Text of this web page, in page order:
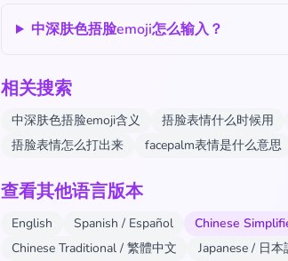
中深肤色捂脸emoji怎么输入？
相关搜索
中深肤色捂脸emoji含义 捂脸表情什么时候用
捂脸表情怎么打出来
facepalm表情是什么意思
查看其他语言版本
English Spanish / Español
Chinese
Chinese Traditional / 繁體中文
Japanese / 日本